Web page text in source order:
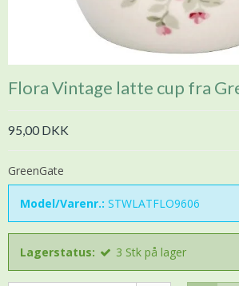
Flora Vintage latte cup fra
95,00 DKK
GreenGate
Model/Varenr.: STWLATFLO9606
Lagerstatus: 3 Stk på lager